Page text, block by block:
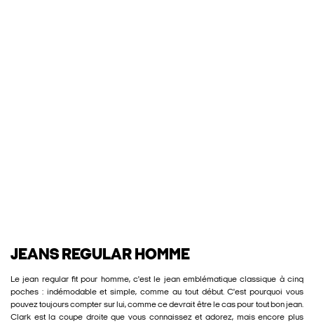
JEANS REGULAR HOMME
Le jean regular fit pour homme, c'est le jean emblématique classique à cinq
poches : indémodable et simple, comme au tout début. C'est pourquoi vous
pouvez toujours compter sur lui, comme ce devrait être le cas pour tout bon jean.
Clark est la coupe droite que vous connaissez et adorez, mais encore plus